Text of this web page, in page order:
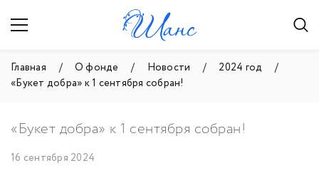
Главная О фонде Новости
2024 год
«Букет добра» к 1 сентября собран!
«Букет добра» к 1 сентября собран!
16 сентября 2024